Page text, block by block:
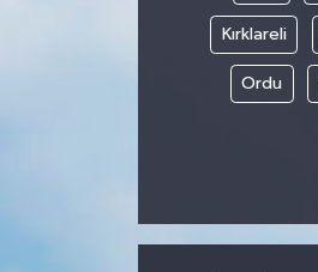
Kırklareli
Ordu